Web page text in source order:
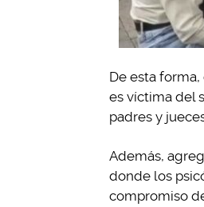
De esta
es víctima del
padres y
Además,
donde los
compromiso